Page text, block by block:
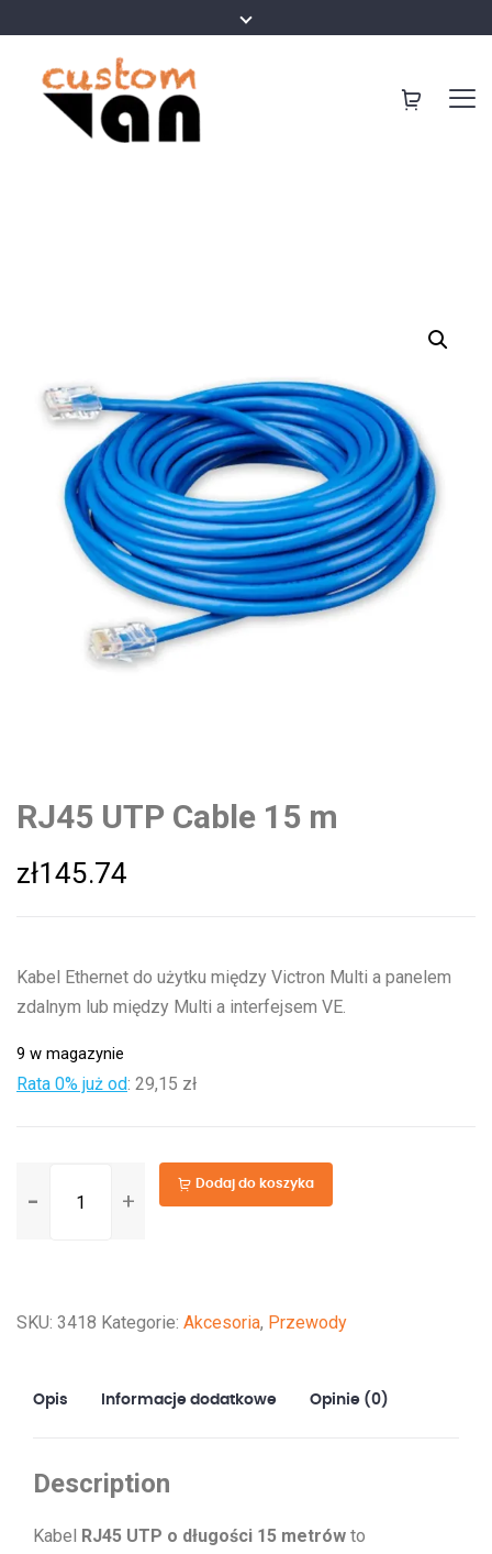
RJ45 UTP Cable 15 m
zł145.74
Kabel Ethernet do użytku między Victron Multi a panelem
zdalnym lub między Multi a interfejsem VE.
9 w magazynie
Rata 0% już od: 29,15 zł
RJ45
m
Dodaj do koszyka
SKU: 3418 Kategorie: Akcesoria, Przewody
Opis Informacje dodatkowe Opinie (0)
Description
Kabel RJ45 UTP o długości 15 metrów to